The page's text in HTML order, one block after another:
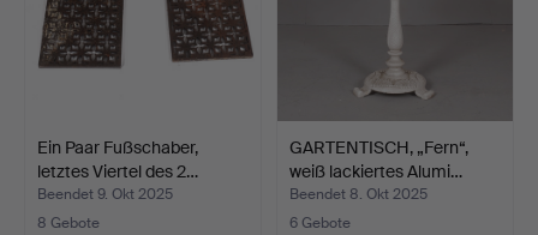
Ein Paar Fußschaber,
letztes Viertel des 2…
Beendet 9. Okt 2025
8 Gebote
GARTENTISCH, „Fern“,
weiß lackiertes Alumi…
Beendet 8. Okt 2025
6 Gebote